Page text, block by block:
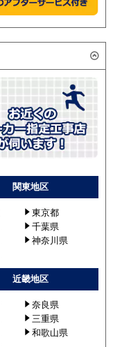
関東地区
東京都
千葉県
神奈川県
近畿地区
奈良県
三重県
和歌山県